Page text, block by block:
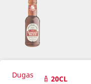
Dugas 20CL